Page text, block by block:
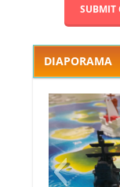
DIAPORAMA